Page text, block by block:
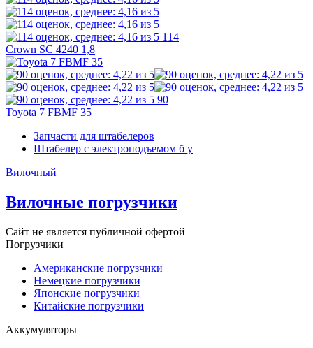
114
Crown SC 4240 1,8
90
Toyota 7 FBMF 35
Запчасти для штабелеров
Штабелер с электроподъемом б у
Вилочный
Вилочные погрузчики
Сайт не является публичной офертой
Погрузчики
Американские погрузчики
Немецкие погрузчики
Японские погрузчики
Китайские погрузчики
Аккумуляторы